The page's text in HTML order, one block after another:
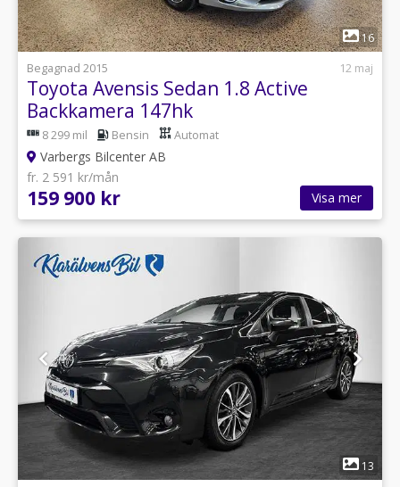
1
16
Begagnad 2015
12 maj
Toyota Avensis Sedan 1.8 Active
Backkamera 147hk
8 299 mil Bensin Automat
Varbergs Bilcenter AB
fr. 2 591 kr/mån
159 900 kr Visa mer
1
13